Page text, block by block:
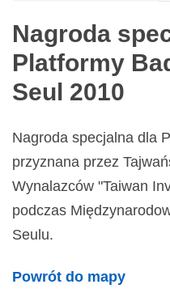
Nagroda
Platformy
Seul 2010
Nagroda specjalna dla
przyznana przez
Wynalazców "Taiwan
podczas
Seulu.
Powrót do mapy